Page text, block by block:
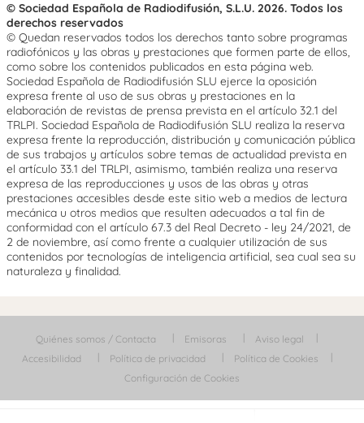
© Sociedad Española de Radiodifusión, S.L.U. 2026. Todos los
derechos reservados
© Quedan reservados todos los derechos tanto sobre programas
radiofónicos y las obras y prestaciones que formen parte de ellos,
como sobre los contenidos publicados en esta página web.
Sociedad Española de Radiodifusión SLU ejerce la oposición
expresa frente al uso de sus obras y prestaciones en la
elaboración de revistas de prensa prevista en el artículo 32.1 del
TRLPI. Sociedad Española de Radiodifusión SLU realiza la reserva
expresa frente la reproducción, distribución y comunicación pública
de sus trabajos y artículos sobre temas de actualidad prevista en
el artículo 33.1 del TRLPI, asimismo, también realiza una reserva
expresa de las reproducciones y usos de las obras y otras
prestaciones accesibles desde este sitio web a medios de lectura
mecánica u otros medios que resulten adecuados a tal fin de
conformidad con el artículo 67.3 del Real Decreto - ley 24/2021, de
2 de noviembre, así como frente a cualquier utilización de sus
contenidos por tecnologías de inteligencia artificial, sea cual sea su
naturaleza y finalidad.
Quiénes somos / Contacta Emisoras
Aviso legal
Accesibilidad
Política de privacidad
Política de Cookies
Configuración de Cookies